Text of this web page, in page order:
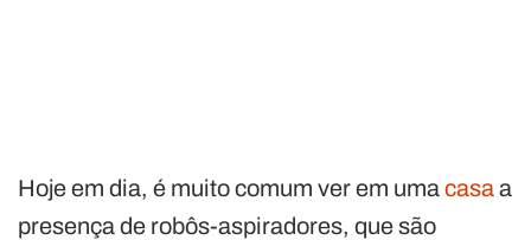
Hoje em dia, é muito comum ver em umacasaa
presença de robôs-aspiradores, que são